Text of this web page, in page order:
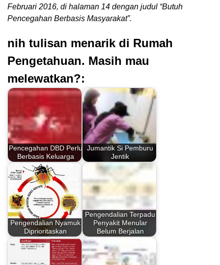
Februari 2016, di halaman 14 dengan judul “Butuh
Pencegahan Berbasis Masyarakat”.
nih tulisan menarik di Rumah
Pengetahuan. Masih mau
melewatkan?:
Pencegahan DBD Perlu
Berbasis Keluarga
Jumantik Si Pemburu
Jentik
Pengendalian Nyamuk
Diprioritaskan
Pengendalian Terpadu
Penyakit Menular
Belum Berjalan